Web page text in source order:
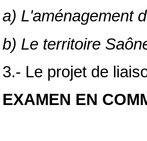
a) L'aménagement
b) Le territoire
3.- Le projet de
EXAMEN EN